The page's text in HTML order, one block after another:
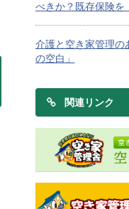
べきか？既存保険を
介護と空き家管理の
の空白」
関連リンク